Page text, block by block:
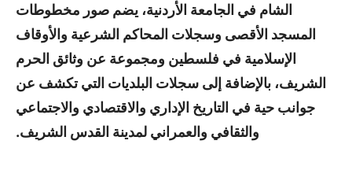
الشام في الجامعة الأردنية، يضم صور مخطوطات
المسجد الأقصى وسجلات المحاكم الشرعية والأوقاف
الإسلامية في فلسطين ومجموعة عن وثائق الحرم
الشريف، بالإضافة إلى سجلات البلديات التي تكشف عن
جوانب حية في التاريخ الإداري والاقتصادي والاجتماعي
والثقافي والعمراني لمدينة القدس الشريف.